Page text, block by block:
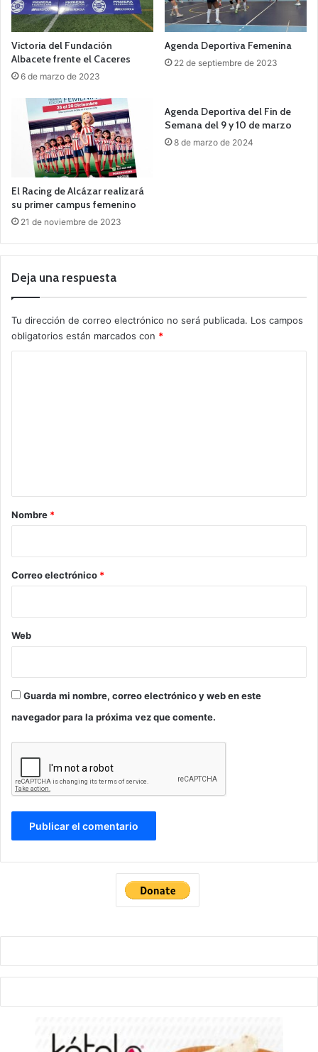
Victoria del Fundación
Albacete frente el Caceres
6 de marzo de 2023
Agenda Deportiva Femenina
22 de septiembre de 2023
El Racing de Alcázar realizará
su primer campus femenino
21 de noviembre de 2023
Agenda Deportiva del Fin de
Semana del 9 y 10 de marzo
8 de marzo de 2024
Deja una respuesta
Tu dirección de correo electrónico no será publicada. Los campos
obligatorios están marcados con *
r
*
Nombre *
Correo electrónico *
Web
Guarda mi nombre, correo electrónico y web en este
navegador para la próxima vez que comente.